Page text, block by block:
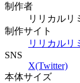
制作者
リリカルリ
制作サイト
リリカルリ
SNS
X(Twitter)
本体サイズ